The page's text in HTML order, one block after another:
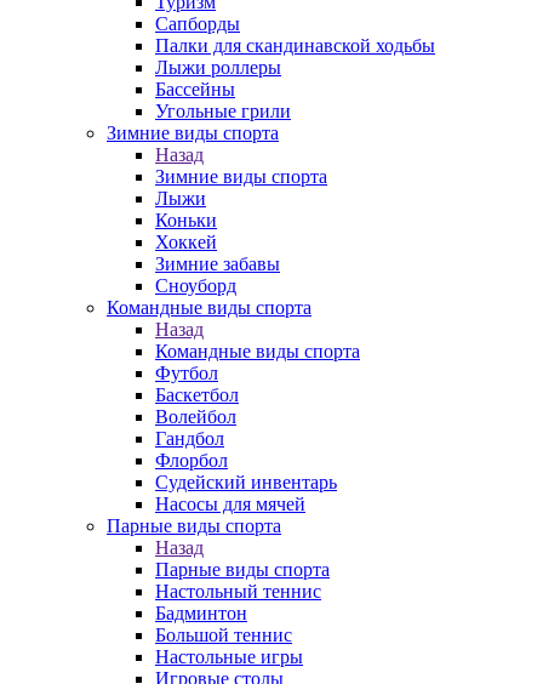
Сапборды
Палки для скандинавской ходьбы
Лыжи роллеры
Бассейны
Угольные грили
Зимние виды спорта
Назад
Зимние виды спорта
Лыжи
Коньки
Хоккей
Зимние забавы
Сноуборд
Командные виды спорта
Назад
Командные виды спорта
Футбол
Баскетбол
Волейбол
Гандбол
Флорбол
Судейский инвентарь
Насосы для мячей
Парные виды спорта
Назад
Парные виды спорта
Настольный теннис
Бадминтон
Большой теннис
Настольные игры
Игровые столы